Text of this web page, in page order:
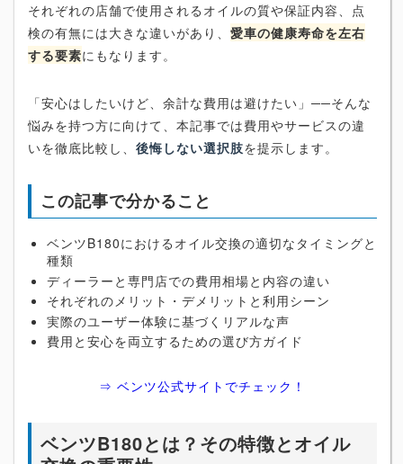
それぞれの店舗で使用されるオイルの質や保証内容、点
検の有無には大きな違いがあり、 愛車の健康寿命を左右
する要素にもなります。
「安心はしたいけど、余計な費用は避けたい」──そんな
悩みを持つ方に向けて、本記事では費用やサービスの違
いを徹底比較し、 後悔しない選択肢を提示します。
この記事で分かること
ベンツB180におけるオイル交換の適切なタイミングと
種類
ディーラーと専門店での費用相場と内容の違い
それぞれのメリット・デメリットと利用シーン
実際のユーザー体験に基づくリアルな声
費用と安心を両立するための選び方ガイド
⇒ ベンツ公式サイトでチェック！
ベンツB180とは？その特徴とオイル